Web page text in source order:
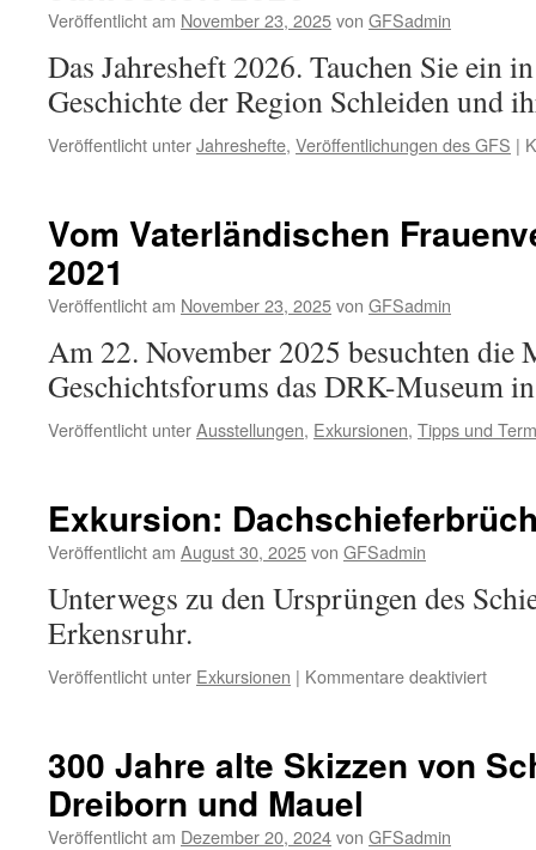
das
Veröffentlicht am November 23, 2025von GFSadmin
Das Jahresheft 2026. Tauchen Sie ein
Geschichte der Region Schleiden und
Veröffentlicht unterJahreshefte, Veröffentlichungen des GFS |
Vom Vaterländischen
2021
Veröffentlicht am November 23, 2025von GFSadmin
Am 22. November 2025 besuchten die
Geschichtsforums das DRK-Museum
Veröffentlicht unterAusstellungen, Exkursionen, Tipps und
Exkursion:
Veröffentlicht am August 30, 2025von GFSadmin
Unterwegs zu den Ursprüngen des
Erkensruhr.
Veröffentlicht unter Exkursionen | Kommentare deaktiviertfür
300 Jahre alte Skizzen von
Dreiborn und Mauel
Veröffentlicht am Dezember 20, 2024von GFSadmin